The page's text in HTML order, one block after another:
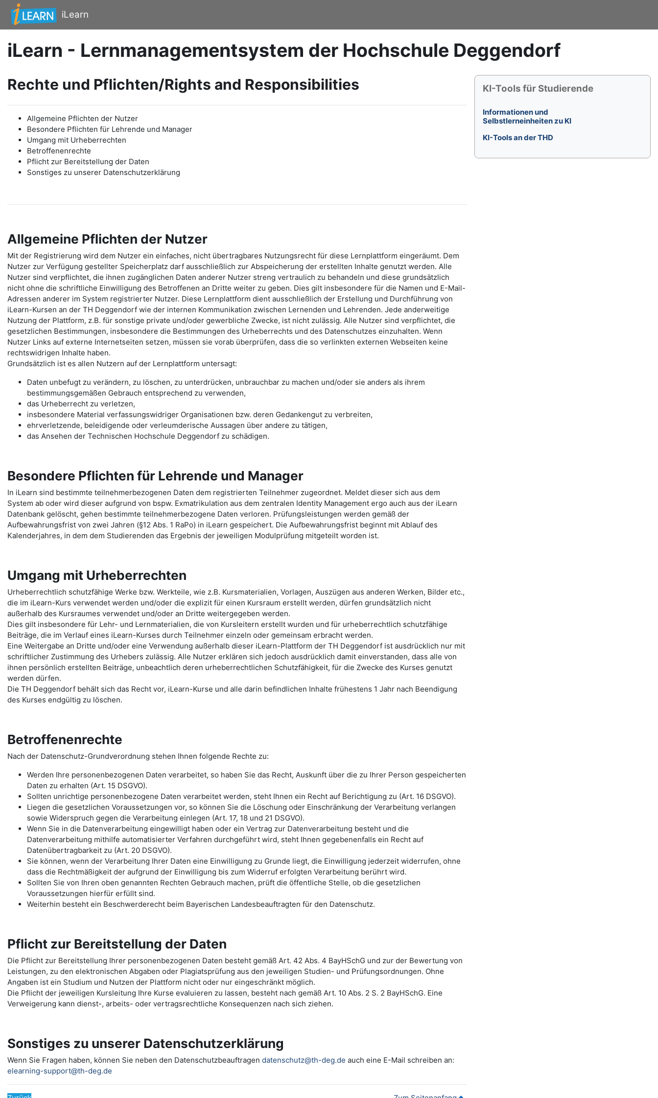
Zum Hauptinhalt
iLearn
iLearn - Lernmanagementsystem der Hochschule Deggendorf
Rechte und Pflichten/Rights and Responsibilities
Allgemeine Pflichten der Nutzer
Besondere Pflichten für Lehrende und Manager
Umgang mit Urheberrechten
Betroffenenrechte
Pflicht zur Bereitstellung der Daten
Sonstiges zu unserer Datenschutzerklärung
Allgemeine Pflichten der Nutzer
Mit der Registrierung wird dem Nutzer ein einfaches, nicht übertragbares Nutzungsrecht für diese Lernplattform eingeräumt. Dem
Nutzer zur Verfügung gestellter Speicherplatz darf ausschließlich zur Abspeicherung der erstellten Inhalte genutzt werden. Alle
Nutzer sind verpflichtet, die ihnen zugänglichen Daten anderer Nutzer streng vertraulich zu behandeln und diese grundsätzlich
nicht ohne die schriftliche Einwilligung des Betroffenen an Dritte weiter zu geben. Dies gilt insbesondere für die Namen und E-Mail-
Adressen anderer im System registrierter Nutzer. Diese Lernplattform dient ausschließlich der Erstellung und Durchführung von
iLearn-Kursen an der TH Deggendorf wie der internen Kommunikation zwischen Lernenden und Lehrenden. Jede anderweitige
Nutzung der Plattform, z.B. für sonstige private und/oder gewerbliche Zwecke, ist nicht zulässig. Alle Nutzer sind verpflichtet, die
gesetzlichen Bestimmungen, insbesondere die Bestimmungen des Urheberrechts und des Datenschutzes einzuhalten. Wenn
Nutzer Links auf externe Internetseiten setzen, müssen sie vorab überprüfen, dass die so verlinkten externen Webseiten keine
rechtswidrigen Inhalte haben.
Grundsätzlich ist es allen Nutzern auf der Lernplattform untersagt:
Daten unbefugt zu verändern, zu löschen, zu unterdrücken, unbrauchbar zu machen und/oder sie anders als ihrem
bestimmungsgemäßen Gebrauch entsprechend zu verwenden,
das Urheberrecht zu verletzen,
insbesondere Material verfassungswidriger Organisationen bzw. deren Gedankengut zu verbreiten,
ehrverletzende, beleidigende oder verleumderische Aussagen über andere zu tätigen,
das Ansehen der Technischen Hochschule Deggendorf zu schädigen.
Besondere Pflichten für Lehrende und Manager
In iLearn sind bestimmte teilnehmerbezogenen Daten dem registrierten Teilnehmer zugeordnet. Meldet dieser sich aus dem
System ab oder wird dieser aufgrund von bspw. Exmatrikulation aus dem zentralen Identity Management ergo auch aus der iLearn
Datenbank gelöscht, gehen bestimmte teilnehmerbezogene Daten verloren. Prüfungsleistungen werden gemäß der
Aufbewahrungsfrist von zwei Jahren (§12 Abs. 1 RaPo) in iLearn gespeichert. Die Aufbewahrungsfrist beginnt mit Ablauf des
Kalenderjahres, in dem dem Studierenden das Ergebnis der jeweiligen Modulprüfung mitgeteilt worden ist.
Umgang mit Urheberrechten
Urheberrechtlich schutzfähige Werke bzw. Werkteile, wie z.B. Kursmaterialien, Vorlagen, Auszügen aus anderen Werken, Bilder etc.,
die im iLearn-Kurs verwendet werden und/oder die explizit für einen Kursraum erstellt werden, dürfen grundsätzlich nicht
außerhalb des Kursraumes verwendet und/oder an Dritte weitergegeben werden.
Dies gilt insbesondere für Lehr- und Lernmaterialien, die von Kursleitern erstellt wurden und für urheberrechtlich schutzfähige
Beiträge, die im Verlauf eines iLearn-Kurses durch Teilnehmer einzeln oder gemeinsam erbracht werden.
Eine Weitergabe an Dritte und/oder eine Verwendung außerhalb dieser iLearn-Plattform der TH Deggendorf ist ausdrücklich nur mit
schriftlicher Zustimmung des Urhebers zulässig. Alle Nutzer erklären sich jedoch ausdrücklich damit einverstanden, dass alle von
ihnen persönlich erstellten Beiträge, unbeachtlich deren urheberrechtlichen Schutzfähigkeit, für die Zwecke des Kurses genutzt
werden dürfen.
Die TH Deggendorf behält sich das Recht vor, iLearn-Kurse und alle darin befindlichen Inhalte frühestens 1 Jahr nach Beendigung
des Kurses endgültig zu löschen.
Betroffenenrechte
Nach der Datenschutz-Grundverordnung stehen Ihnen folgende Rechte zu:
Werden Ihre personenbezogenen Daten verarbeitet, so haben Sie das Recht, Auskunft über die zu Ihrer Person gespeicherten
Daten zu erhalten (Art. 15 DSGVO).
Sollten unrichtige personenbezogene Daten verarbeitet werden, steht Ihnen ein Recht auf Berichtigung zu (Art. 16 DSGVO).
Liegen die gesetzlichen Voraussetzungen vor, so können Sie die Löschung oder Einschränkung der Verarbeitung verlangen
sowie Widerspruch gegen die Verarbeitung einlegen (Art. 17, 18 und 21 DSGVO).
Wenn Sie in die Datenverarbeitung eingewilligt haben oder ein Vertrag zur Datenverarbeitung besteht und die
Datenverarbeitung mithilfe automatisierter Verfahren durchgeführt wird, steht Ihnen gegebenenfalls ein Recht auf
Datenübertragbarkeit zu (Art. 20 DSGVO).
Sie können, wenn der Verarbeitung Ihrer Daten eine Einwilligung zu Grunde liegt, die Einwilligung jederzeit widerrufen, ohne
dass die Rechtmäßigkeit der aufgrund der Einwilligung bis zum Widerruf erfolgten Verarbeitung berührt wird.
Sollten Sie von Ihren oben genannten Rechten Gebrauch machen, prüft die öffentliche Stelle, ob die gesetzlichen
Voraussetzungen hierfür erfüllt sind.
Weiterhin besteht ein Beschwerderecht beim Bayerischen Landesbeauftragten für den Datenschutz.
Pflicht zur Bereitstellung der Daten
Die Pflicht zur Bereitstellung Ihrer personenbezogenen Daten besteht gemäß Art. 42 Abs. 4 BayHSchG und zur der Bewertung von
Leistungen, zu den elektronischen Abgaben oder Plagiatsprüfung aus den jeweiligen Studien- und Prüfungsordnungen. Ohne
Angaben ist ein Studium und Nutzen der Plattform nicht oder nur eingeschränkt möglich.
Die Pflicht der jeweiligen Kursleitung Ihre Kurse evaluieren zu lassen, besteht nach gemäß Art. 10 Abs. 2 S. 2 BayHSchG. Eine
Verweigerung kann dienst-, arbeits- oder vertragsrechtliche Konsequenzen nach sich ziehen.
Sonstiges zu unserer Datenschutzerklärung
Wenn Sie Fragen haben, können Sie neben den Datenschutzbeauftragen datenschutz@th-deg.de auch eine E-Mail schreiben an:
elearning-support@th-deg.de
Blöcke
KI-Tools für Studierende überspringen
KI-Tools für Studierende
Informationen und
Selbstlerneinheiten zu KI
KI-Tools an der THD